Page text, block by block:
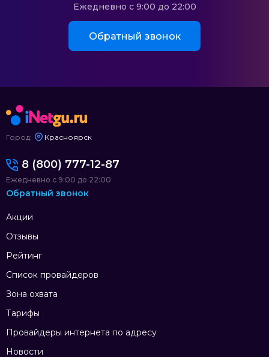
Ежедневно с 9:00 до 22:00
Обратный звонок
Город: Красноярск
Акции
Отзывы
Рейтинг
Список провайдеров
Зона охвата
Тарифы
Провайдеры интернета по адресу
Новости
8 (800) 777-12-87
Ежедневно с 9:00 до 22:00
Обратный звонок